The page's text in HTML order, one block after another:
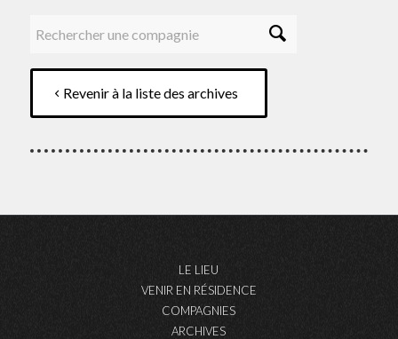
Revenir à la liste des archives
LE LIEU
VENIR EN RÉSIDENCE
COMPAGNIES
ARCHIVES